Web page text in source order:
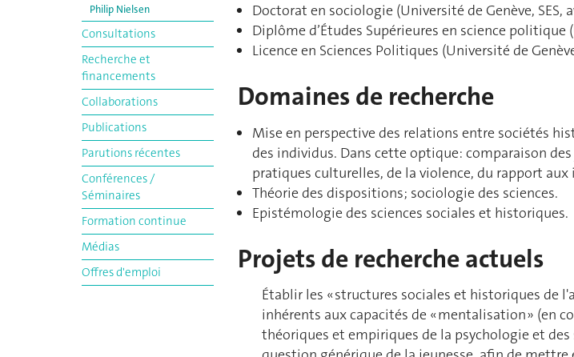
Philip Nielsen
Consultations
Recherche et
financements
Collaborations
Publications
Parutions récentes
Conférences /
Séminaires
Formation continue
Médias
Offres d'emploi
Doctorat en sociologie (Université de Genève, SES,
Diplôme d’Études Supérieures en science politique
Licence en Sciences Politiques (Université de
Domaines de recherche
Mise en perspective des relations entre sociétés
des individus. Dans cette optique: comparaison
pratiques culturelles, de la violence, du rapport
Théorie des dispositions; sociologie des sciences.
Epistémologie des sciences sociales et historiques.
Projets de recherche actuels
Établir les « structures sociales et historiques de
inhérents aux capacités de « mentalisation » (en
théoriques et empiriques de la psychologie et